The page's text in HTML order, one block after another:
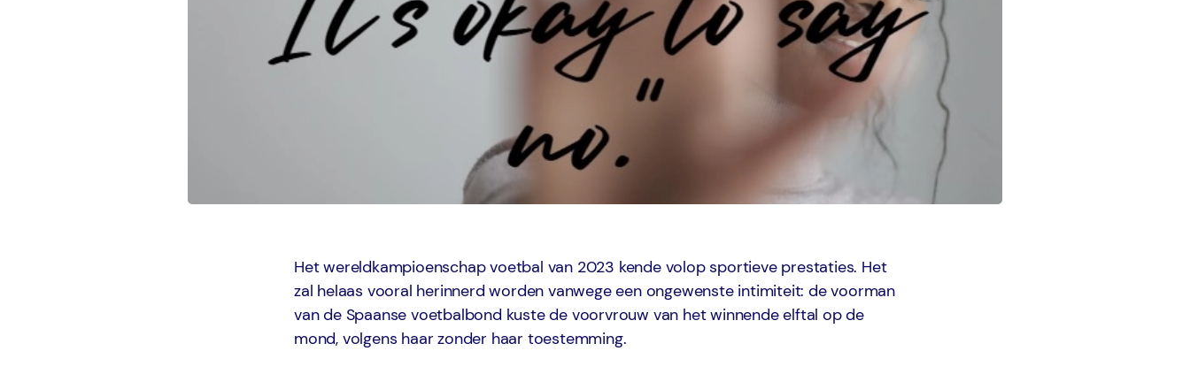
Het wereldkampioenschap voetbal van 2023 kende volop sportieve prestaties. Het
zal helaas vooral herinnerd worden vanwege een ongewenste intimiteit: de voorman
van de Spaanse voetbalbond kuste de voorvrouw van het winnende elftal op de
mond, volgens haar zonder haar toestemming.